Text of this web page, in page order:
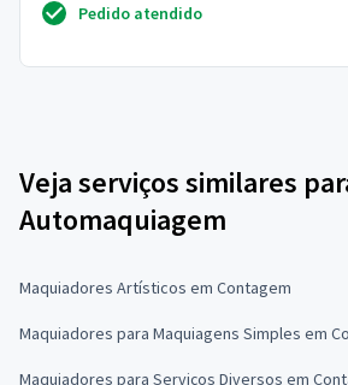
Pedido atendido
Veja serviços similares
Automaquiagem
Maquiadores Artísticos em Contagem
Maquiadores para Maquiagens Simples em
Maquiadores para Serviços Diversos em